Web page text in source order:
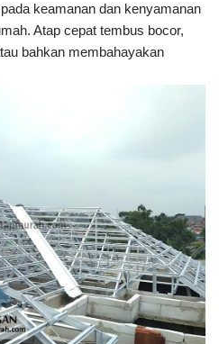
keamanan dan kenyamanan
Atap cepat tembus bocor,
bahkan membahayakan